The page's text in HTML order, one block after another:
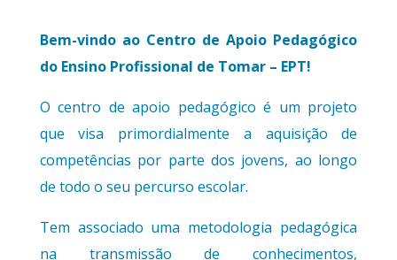
Bem-vindo ao Centro de Apoio Pedagógico
do Ensino Profissional de Tomar – EPT!
O centro de apoio pedagógico é um projeto
que visa primordialmente a aquisição de
competências por parte dos jovens, ao longo
de todo o seu percurso escolar.
Tem associado uma metodologia pedagógica
na transmissão de conhecimentos,